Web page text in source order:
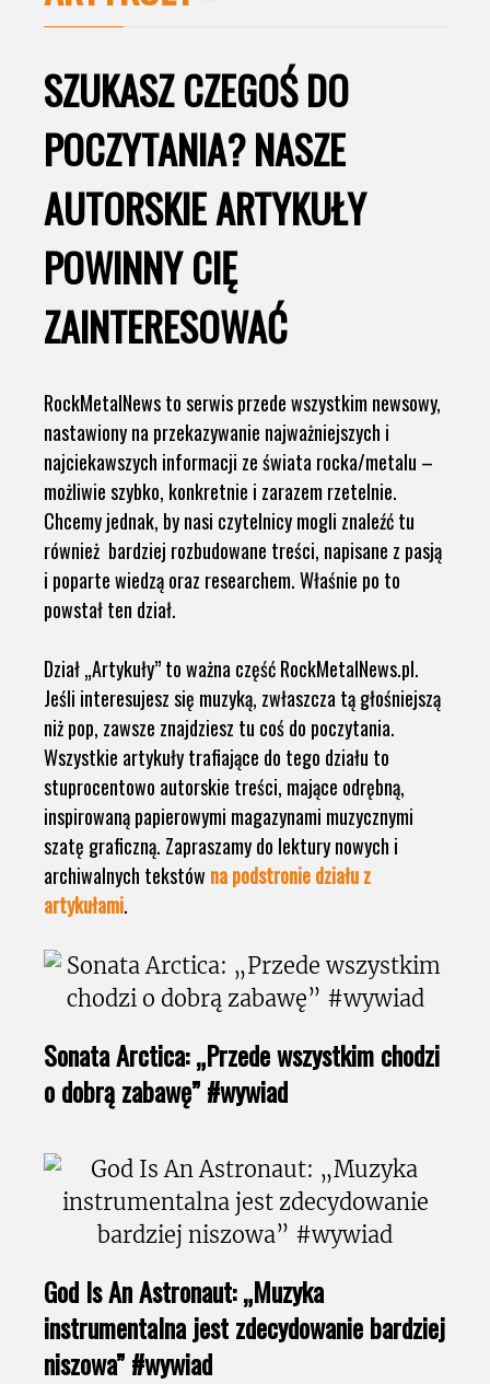
SZUKASZ CZEGOŚ DO
POCZYTANIA? NASZE
AUTORSKIE ARTYKUŁY
POWINNY CIĘ
ZAINTERESOWAĆ
RockMetalNews to serwis przede wszystkim newsowy,
nastawiony na przekazywanie najważniejszych i
najciekawszych informacji ze świata rocka/metalu –
możliwie szybko, konkretnie i zarazem rzetelnie.
Chcemy jednak, by nasi czytelnicy mogli znaleźć tu
również bardziej rozbudowane treści, napisane z pasją
i poparte wiedzą oraz researchem. Właśnie po to
powstał ten dział.
Dział „Artykuły” to ważna część RockMetalNews.pl.
Jeśli interesujesz się muzyką, zwłaszcza tą głośniejszą
niż pop, zawsze znajdziesz tu coś do poczytania.
Wszystkie artykuły trafiające do tego działu to
stuprocentowo autorskie treści, mające odrębną,
inspirowaną papierowymi magazynami muzycznymi
szatę graficzną. Zapraszamy do lektury nowych i
archiwalnych tekstów na podstronie działu z
artykułami.
Sonata Arctica: „Przede wszystkim chodzi
o dobrą zabawę” #wywiad
God Is An Astronaut: „Muzyka
instrumentalna jest zdecydowanie bardziej
niszowa” #wywiad